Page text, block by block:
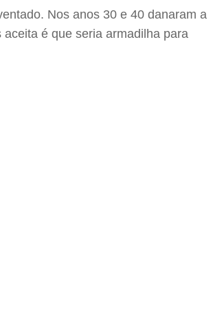
Nos anos 30 e 40 danaram a
é que seria armadilha para